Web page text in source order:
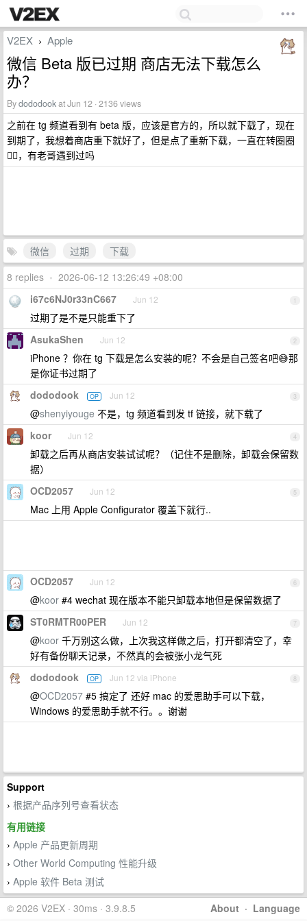
V2EX › Apple
微信 Beta 版已过期 商店无法下载怎么
办？
Bydododookat Jun 12 · 2136 views
之前在 tg 频道看到有 beta 版，应该是官方的，所以就下载了，现在
到期了，我想着商店重下就好了，但是点了重新下载，一直在转圈圈
😵‍💫，有老哥遇到过吗
微信 过期
下载
8 replies • 2026-06-12 13:26:49 +08:00
1
i67c6NJ0r33nC667 Jun 12
过期了是不是只能重下了
2
AsukaShen Jun 12
iPhone ？你在 tg 下载是怎么安装的呢？不会是自己签名吧😅那
是你证书过期了
3
dododook OP Jun 12
@shenyiyouge 不是，tg 频道看到发 tf 链接，就下载了
4
koor Jun 12
卸载之后再从商店安装试试呢？（记住不是删除，卸载会保留数
据）
5
OCD2057 Jun 12
Mac 上用 Apple Configurator 覆盖下就行..
6
OCD2057 Jun 12
@koor #4 wechat 现在版本不能只卸载本地但是保留数据了
7
ST0RMTR00PER Jun 12
@koor 千万别这么做，上次我这样做之后，打开都清空了，幸
好有备份聊天记录，不然真的会被张小龙气死
8
dododook OP Jun 12 via iPhone
@OCD2057 #5 搞定了 还好 mac 的爱思助手可以下载，
Windows 的爱思助手就不行。。谢谢
Support
› 根据产品序列号查看状态
有用链接
› Apple 产品更新周期
› Other World Computing 性能升级
› Apple 软件 Beta 测试
About · Language
© 2026 V2EX · 30ms · 3.9.8.5